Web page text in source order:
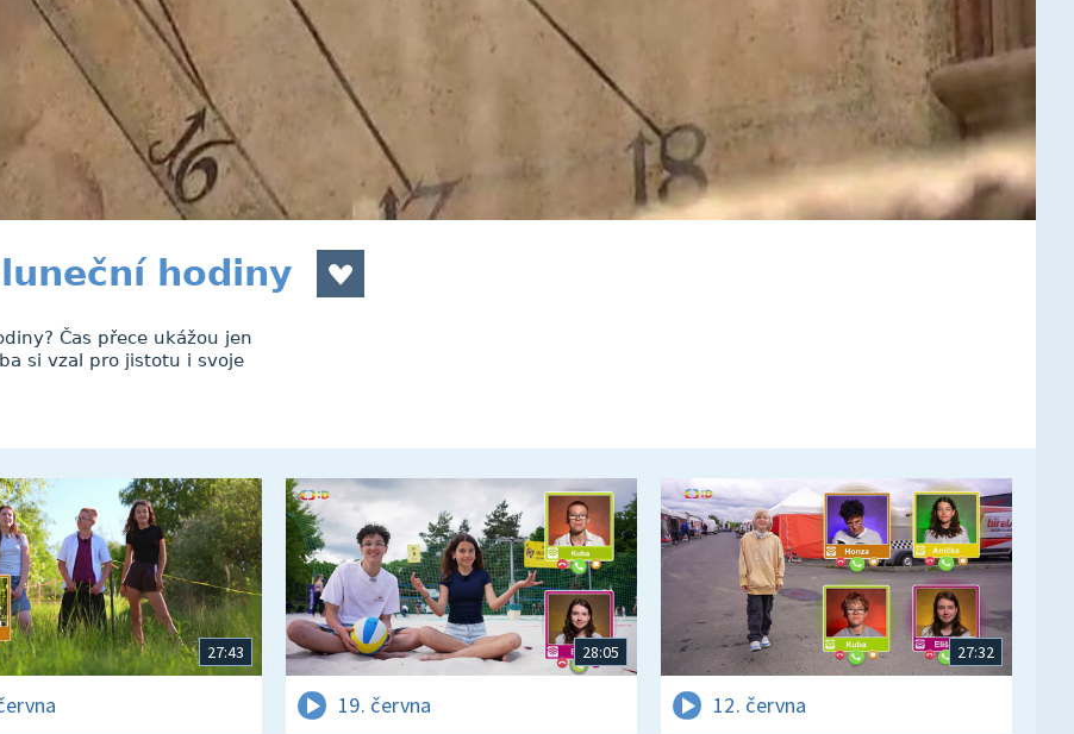
hodiny
Čas přece ukážou jen
si vzal pro jistotu i svoje
27:43 28:05
19. června
27:32
12. června